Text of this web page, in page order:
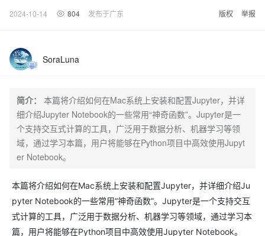
2024-10-14 804 发布于广东 版权 举报
SoraLuna
简介：
本篇将介绍如何在Mac系统上安装和配置Jupyter，并详
细介绍Jupyter Notebook的一些常用“神奇函数”。Jupyter是一
个支持交互式计算的工具，广泛用于数据分析、机器学习等领
域，通过学习本篇，用户将能够在Python项目中高效使用Jupyt
er Notebook。
本篇将介绍如何在Mac系统上安装和配置Jupyter，并详细介绍Ju
pyter Notebook的一些常用“神奇函数”。Jupyter是一个支持交互
式计算的工具，广泛用于数据分析、机器学习等领域，通过学习本
篇，用户将能够在Python项目中高效使用Jupyter Notebook。